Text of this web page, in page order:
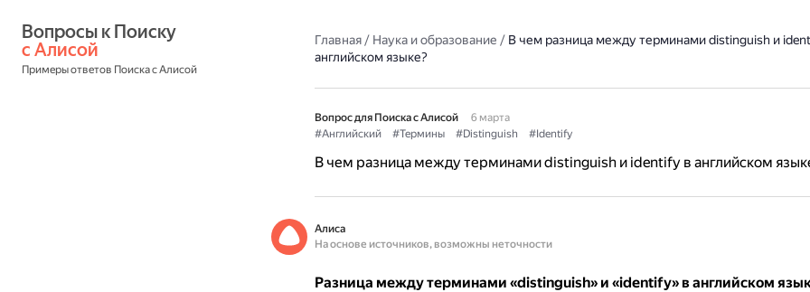
с Алисой
Примеры ответов Поиска с Алисой
Главная/ Наука и образование / В чем разница между терминами distinguish и
английском языке?
Вопрос для Поиска с Алисой
6 марта
#Английский
#Термины #Distinguish #Identify
В чем разница между терминами distinguish и identify в английском
Алиса
На основе источников, возможны неточности
Разница между терминами «distinguish» и «identify» в английском